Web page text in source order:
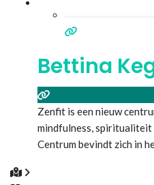
Bettina
Zenfit is een nieuw
mindfulness,
Centrum bevindt zich in